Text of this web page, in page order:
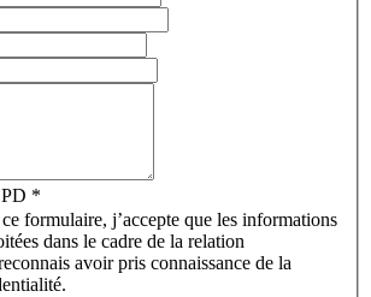
*
formulaire, j’accepte que les informations
dans le cadre de la relation
avoir pris connaissance de la